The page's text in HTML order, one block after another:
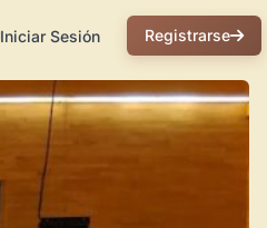
Iniciar Sesión Registrarse